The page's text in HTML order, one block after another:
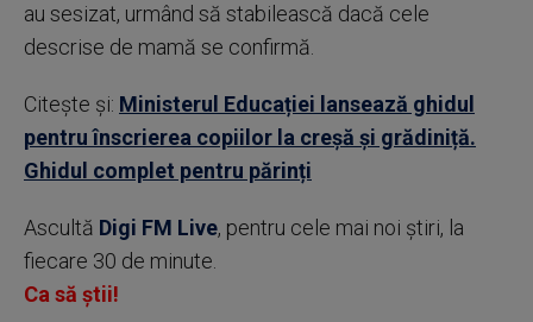
au sesizat, urmând să stabilească dacă cele
descrise de mamă se confirmă.
Citește și: Ministerul Educației lansează ghidul
pentru înscrierea copiilor la creșă și grădiniță.
Ghidul complet pentru părinți
Ascultă Digi FM Live, pentru cele mai noi știri, la
fiecare 30 de minute.
Ca să știi!